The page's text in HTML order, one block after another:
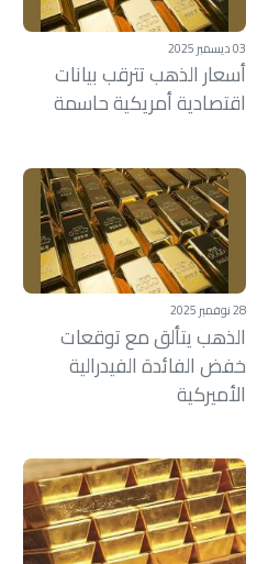
03 ديسمبر 2025
أسعار الذهب تترقب بيانات
اقتصادية أمريكية حاسمة
28 نوفمبر 2025
الذهب يتألق مع توقعات
خفض الفائدة الفيدرالية
الأميركية